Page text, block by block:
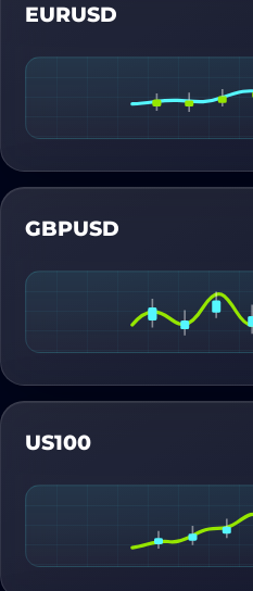
EURUSD
GBPUSD
US100